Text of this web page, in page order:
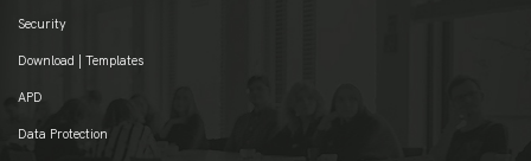
Security
Download | Templates
APD
Data Protection